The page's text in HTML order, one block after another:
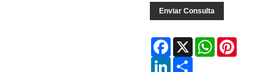
Enviar Consulta
Facebook
X WhatsApp
LinkedIn